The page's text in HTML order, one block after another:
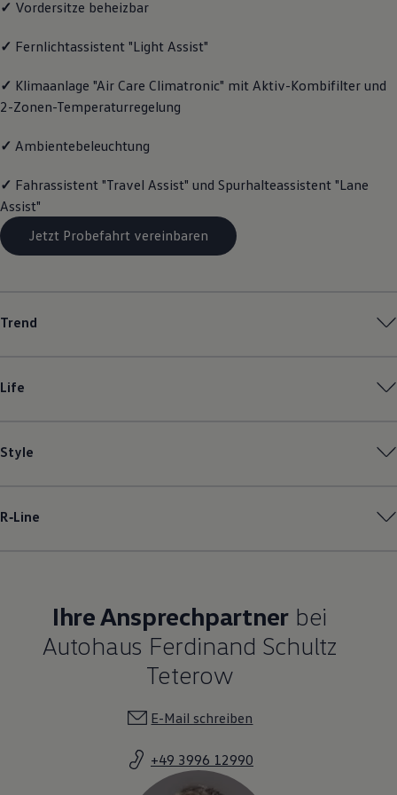
Magazin
Transport
Elektromobilität
Volkswagen R
Pannen- und Unfallhilfe
✓ Vordersitze beheizbar
✓ Fernlichtassistent "Light Assist"
✓ Klimaanlage "Air Care Climatronic" mit Aktiv-Kombifilter und
2-Zonen-Temperaturregelung
✓ Ambientebeleuchtung
✓ Fahrassistent "Travel Assist" und Spurhalteassistent "Lane
Assist"
Jetzt Probefahrt vereinbaren
Trend
Life
Style
R‑Line
Ihre Ansprechpartner bei
Autohaus Ferdinand Schultz
Teterow
E-Mail schreiben
+49 3996 12990